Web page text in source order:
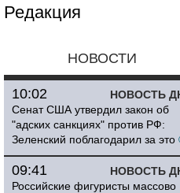
Редакция
НОВОСТИ
НОВОСТЬ
10:02
Сенат США утвердил закон об
"адских санкциях" против РФ:
Зеленский поблагодарил за это
НОВОСТЬ
09:41
Российские фигуристы массово